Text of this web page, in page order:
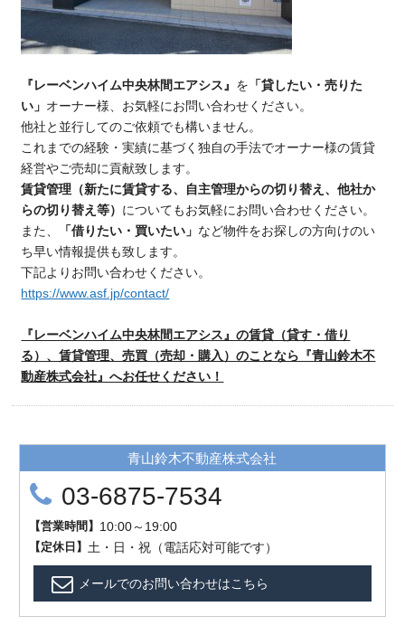
『レーベンハイム中央林間エアシス』 を 「貸したい・売りた
い」 オーナー様、お気軽にお問い合わせください。
他社と並行してのご依頼でも構いません。
これまでの経験・実績に基づく独自の手法でオーナー様の賃貸
経営やご売却に貢献致します。
賃貸管理（新たに賃貸する、自主管理からの切り替え、他社か
らの切り替え等） についてもお気軽にお問い合わせください。
また、
「借りたい・買いたい」 など物件をお探しの方向けのい
ち早い情報提供も致します。
下記よりお問い合わせください。
https://www.asf.jp/contact/
『レーベンハイム中央林間エアシス』の賃貸（貸す・借り
る）、賃貸管理、売買（売却・購入）のことなら『青山鈴木不
動産株式会社』へお任せください！
青山鈴木不動産株式会社
03-6875-7534
【営業時間 】 10:00～19:00
【定休日 】 土・日・祝（電話応対可能です）
メールでのお問い合わせはこちら